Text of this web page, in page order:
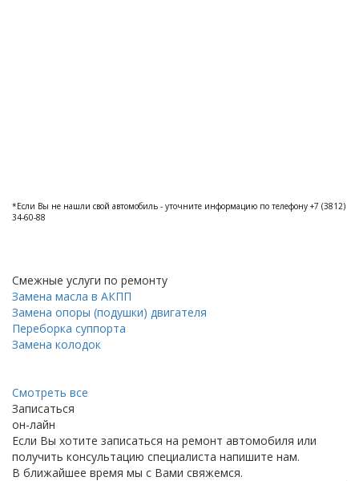
*Если Вы не нашли свой автомобиль - уточните информацию по телефону +7 (3812)
34-60-88
Смежные услуги по ремонту
Замена масла в АКПП
Замена опоры (подушки) двигателя
Переборка суппорта
Замена колодок
Смотреть все
Записаться
он-лайн
Если Вы хотите записаться на ремонт автомобиля или
получить консультацию специалиста напишите нам.
В ближайшее время мы с Вами свяжемся.